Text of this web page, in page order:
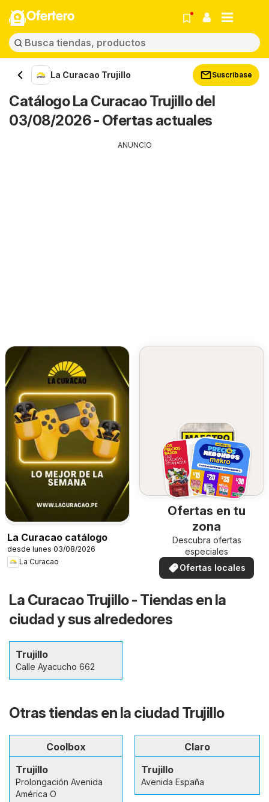
Ofertero
La Curacao Trujillo Suscríbase
Catálogo La Curacao Trujillo del
03/08/2026 - Ofertas actuales
ANUNCIO
La Curacao catálogo
desde lunes 03/08/2026
La Curacao
Ofertas en tu
zona
Descubra ofertas
especiales
Ofertas locales
La Curacao Trujillo - Tiendas en la
ciudad y sus alrededores
Trujillo
Calle Ayacucho 662
Otras tiendas en la ciudad Trujillo
Coolbox
Trujillo
Prolongación Avenida
América O
Claro
Trujillo
Avenida España